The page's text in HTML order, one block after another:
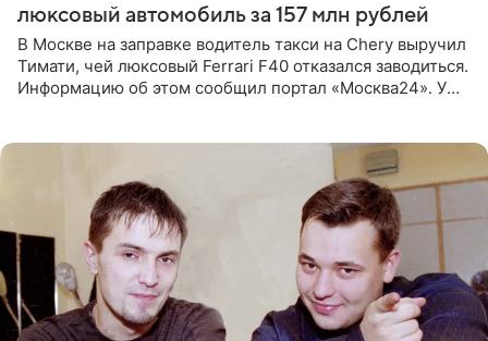
люксовый автомобиль за 157 млн рублей
В Москве на заправке водитель такси на Chery выручил
Тимати, чей люксовый Ferrari F40 отказался заводиться.
Информацию об этом сообщил портал «Москва24». У